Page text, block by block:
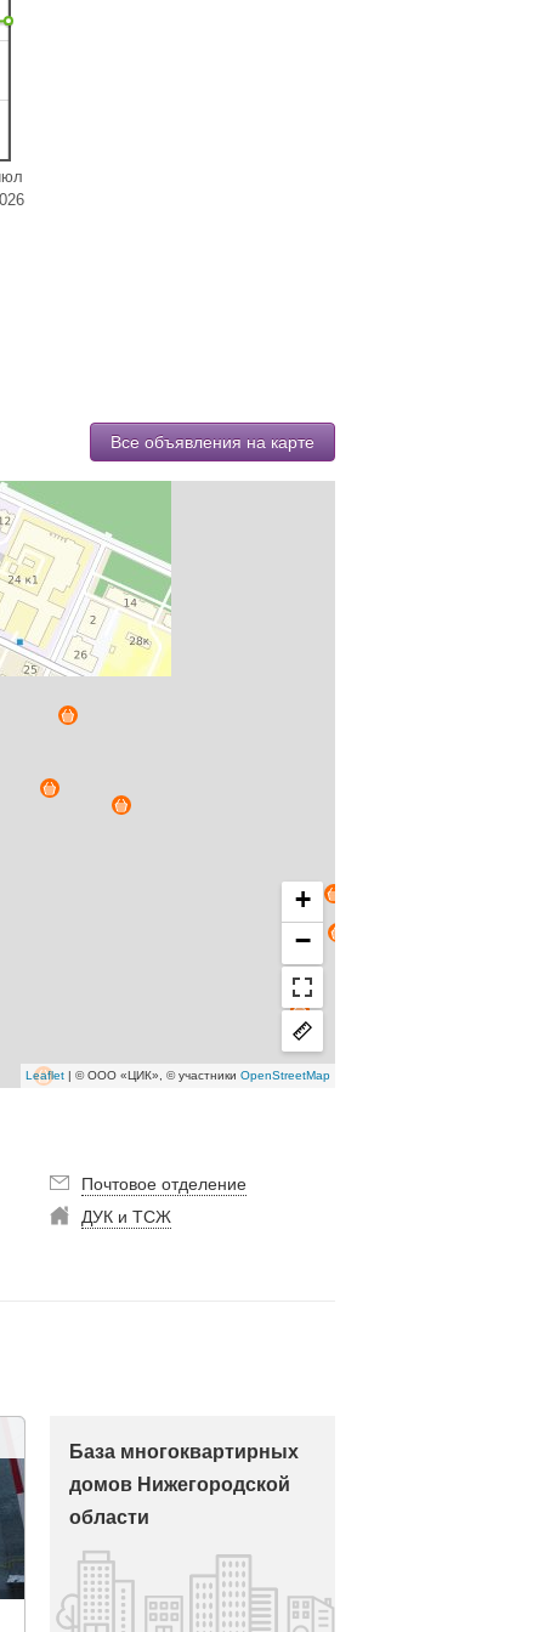
Все объявления на карте
+
−
Leaflet | © ООО «ЦИК», © участники OpenStreetMap
Почтовое отделение
ДУК и ТСЖ
База многоквартирных
домов Нижегородской
области